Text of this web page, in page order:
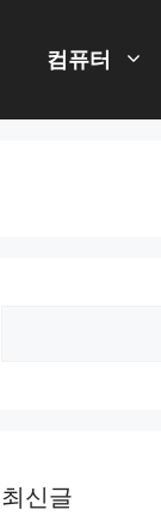
컴퓨터
최신글